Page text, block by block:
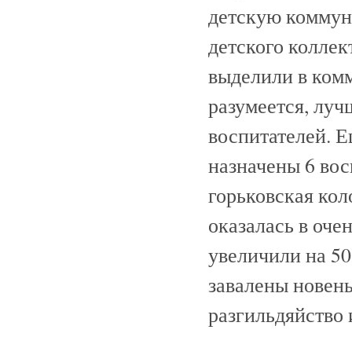
детскую
детского
выделили в
разумеется,
воспитателей.
назначены 6
горьковская
оказалась в
увеличили на
завалены